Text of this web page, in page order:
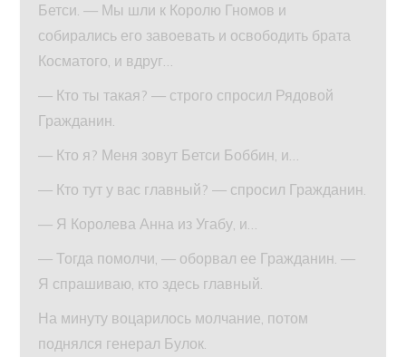
Бетси. — Мы шли к Королю Гномов и
собирались его завоевать и освободить брата
Косматого, и вдруг…
— Кто ты такая? — строго спросил Рядовой
Гражданин.
— Кто я? Меня зовут Бетси Боббин, и…
— Кто тут у вас главный? — спросил Гражданин.
— Я Королева Анна из Угабу, и…
— Тогда помолчи, — оборвал ее Гражданин. —
Я спрашиваю, кто здесь главный.
На минуту воцарилось молчание, потом
поднялся генерал Булок.